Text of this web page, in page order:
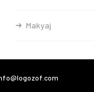
Makyaj